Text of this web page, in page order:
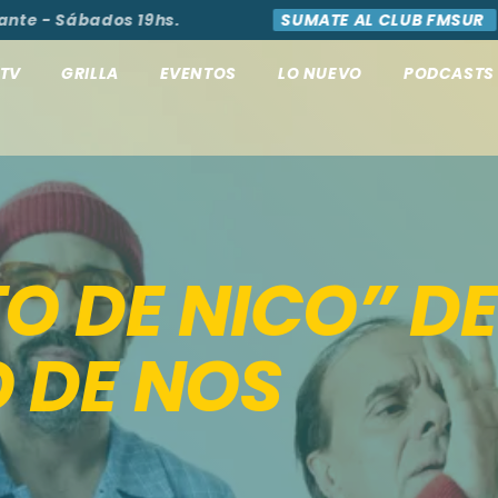
- Sábados 19hs. SUMATE AL CLUB FMSUR
TV GRILLA EVENTOS LO NUEVO PODCASTS
DE NICO”
DE NOS